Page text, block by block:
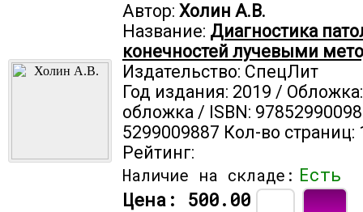
Автор: Холин А.В.
Название: Диагностика
конечностей лучевыми
Издательство: СпецЛит
Год издания: 2019 /
обложка / ISBN:
5299009887 Кол-во страниц:
Рейтинг:
Наличие на складе: Есть
Цена: 500.00